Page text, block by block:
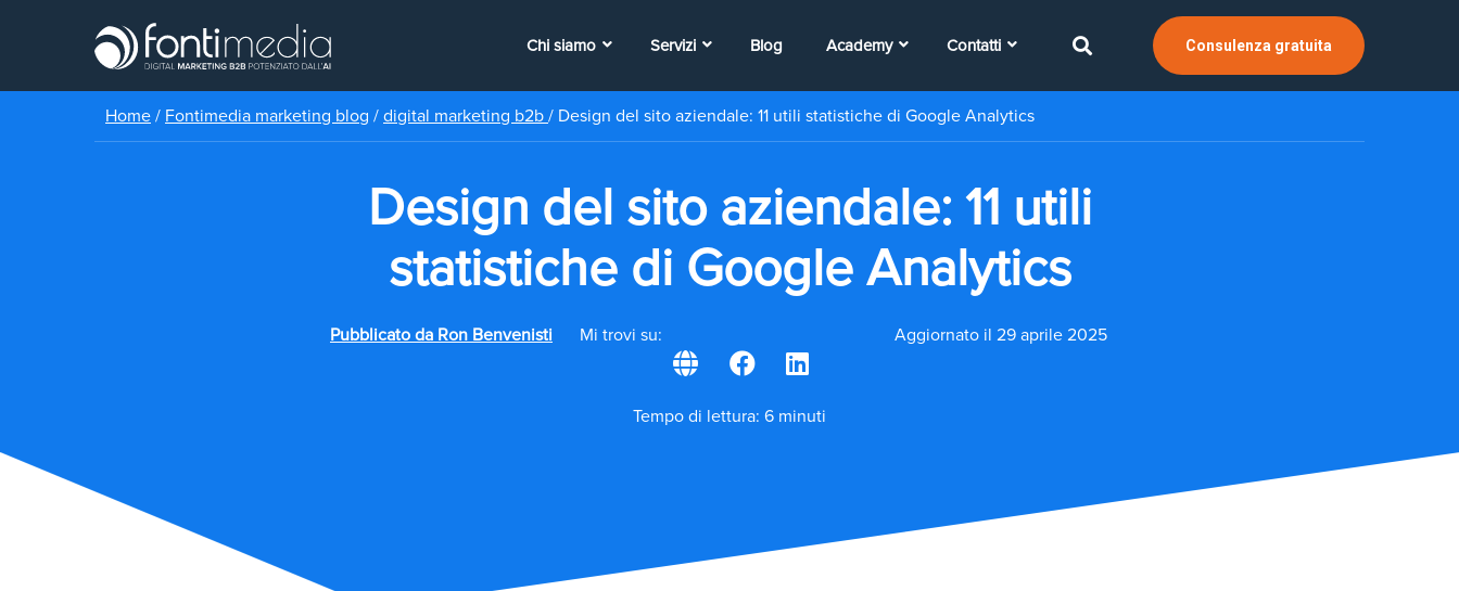
Chi siamo Servizi Blog Academy Contatti Consulenza gratuita
Home / Fontimedia marketing blog / digital marketing b2b / Design del sito aziendale: 11 utili statistiche di Google Analytics
Design del sito aziendale: 11 utili
statistiche di Google Analytics
Pubblicato da Ron Benvenisti Mi trovi su: Aggiornato il 29 aprile 2025
Tempo di lettura: 6 minuti